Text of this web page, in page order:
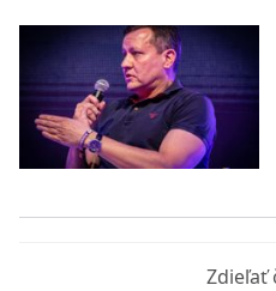
Zdieľať